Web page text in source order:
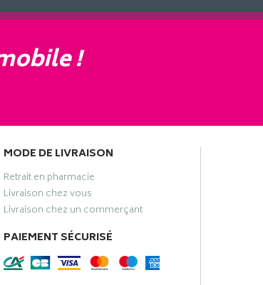
!
MODE DE LIVRAISON
Retrait en pharmacie
Livraison chez vous
Livraison chez un commerçant
PAIEMENT SÉCURISÉ